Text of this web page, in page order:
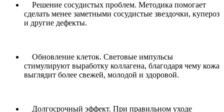
Решение сосудистых проблем. Методика помогает
сделать менее заметными сосудистые звездочки, купероз
и другие дефекты.
Обновление клеток. Световые импульсы
стимулируют выработку коллагена, благодаря чему кожа
выглядит более свежей, молодой и здоровой.
Долгосрочный эффект. При правильном уходе